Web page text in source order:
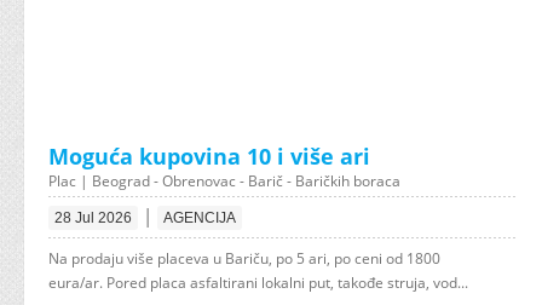
Moguća kupovina 10 i više ari
Plac | Beograd - Obrenovac - Barič - Baričkih boraca
28 Jul 2026 | AGENCIJA
Na prodaju više placeva u Bariču, po 5 ari, po ceni od 1800
eura/ar. Pored placa asfaltirani lokalni put, takođe struja, vod...